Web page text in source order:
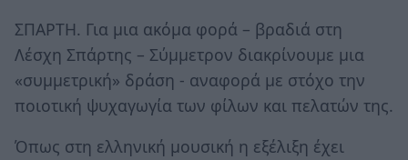
ΣΠΑΡΤΗ. Για μια ακόμα φορά – βραδιά στη
Λέσχη Σπάρτης – Σύμμετρον διακρίνουμε μια
«συμμετρική» δράση - αναφορά με στόχο την
ποιοτική ψυχαγωγία των φίλων και πελατών της.
Όπως στη ελληνική μουσική η εξέλιξη έχει